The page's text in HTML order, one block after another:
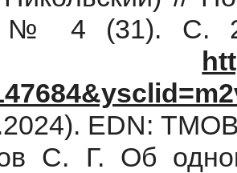
№ 4 (31). С.
EDN:
С. Г. Об